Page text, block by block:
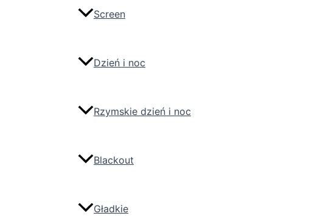
Screen
Dzień i noc
Rzymskie dzień i noc
Blackout
Gładkie